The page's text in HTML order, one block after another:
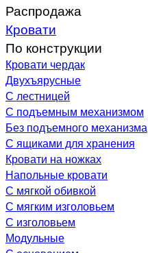
Распродажа
Кровати
По конструкции
Кровати чердак
Двухъярусные
С лестницей
С подъемным механизмом
Без подъемного механизма
С ящиками для хранения
Кровати на ножках
Напольные кровати
С мягкой обивкой
С мягким изголовьем
С изголовьем
Модульные